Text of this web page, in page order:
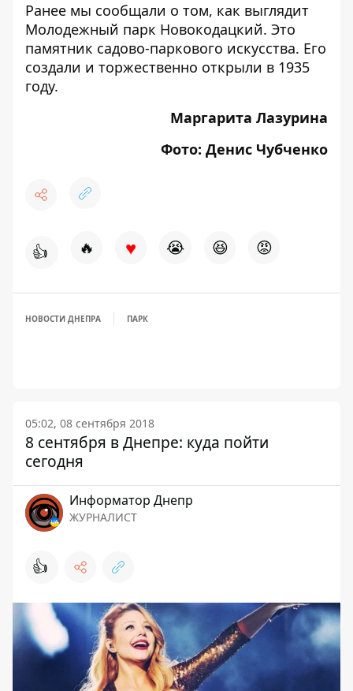
Ранее мы сообщали о том, как выглядит
Молодежный парк Новокодацкий. Это
памятник садово-паркового искусства. Его
создали и торжественно открыли в 1935
году.
Маргарита Лазурина
Фото: Денис Чубченко
👍 🔥 ♥ 😭 😆 😡
НОВОСТИ ДНЕПРА ПАРК
05:02, 08 сентября 2018
8 сентября в Днепре: куда пойти
сегодня
Информатор Днепр
ЖУРНАЛИСТ
👍